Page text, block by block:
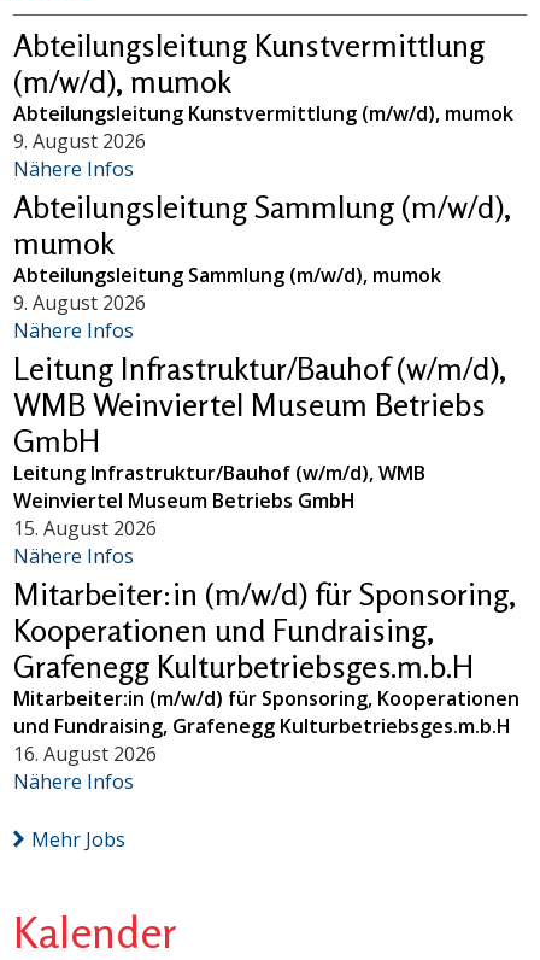
Abteilungsleitung Kunstvermittlung
(m/w/d), mumok
Abteilungsleitung Kunstvermittlung (m/w/d), mumok
9. August 2026
Nähere Infos
Abteilungsleitung Sammlung (m/w/d),
mumok
Abteilungsleitung Sammlung (m/w/d), mumok
9. August 2026
Nähere Infos
Leitung Infrastruktur/Bauhof (w/m/d),
WMB Weinviertel Museum Betriebs
GmbH
Leitung Infrastruktur/Bauhof (w/m/d), WMB
Weinviertel Museum Betriebs GmbH
15. August 2026
Nähere Infos
Mitarbeiter:in (m/w/d) für Sponsoring,
Kooperationen und Fundraising,
Grafenegg Kulturbetriebsges.m.b.H
Mitarbeiter:in (m/w/d) für Sponsoring, Kooperationen
und Fundraising, Grafenegg Kulturbetriebsges.m.b.H
16. August 2026
Nähere Infos
Mehr Jobs
Kalender